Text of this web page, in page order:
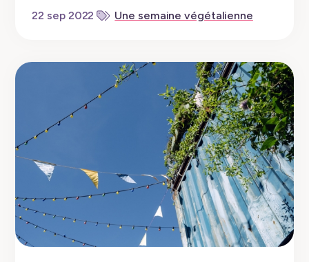
22 sep 2022 Une semaine végétalienne